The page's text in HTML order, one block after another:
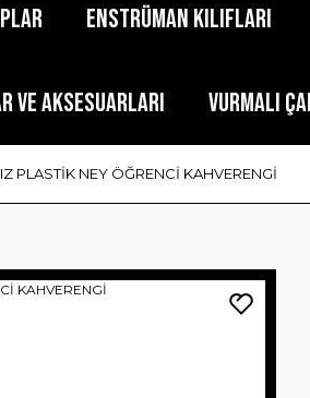
ENSTRÜMAN KILIFLARI
VE AKSESUARLARI VURMALI
PLASTİK NEY ÖĞRENCİ KAHVERENGİ